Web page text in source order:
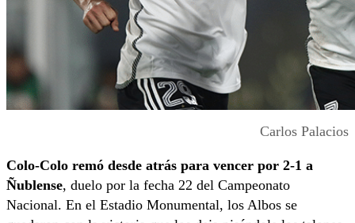
Carlos Palacios
Colo-Colo remó desde atrás para vencer por 2-1 a
Ñublense, duelo por la fecha 22 del Campeonato
Nacional. En el Estadio Monumental, los Albos se